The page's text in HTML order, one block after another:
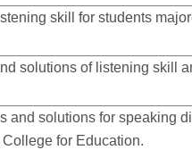
skill for students
solutions of listening skill
and solutions for speaking
for Education.